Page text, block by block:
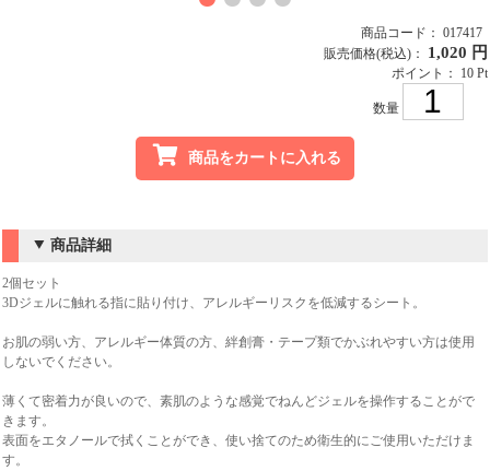
商品コード： 017417
販売価格(税込)： 1,020 円
ポイント： 10 Pt
数量
商品をカートに入れる
商品詳細
2個セット
3Dジェルに触れる指に貼り付け、アレルギーリスクを低減するシート。
お肌の弱い方、アレルギー体質の方、絆創膏・テープ類でかぶれやすい方は使用
しないでください。
薄くて密着力が良いので、素肌のような感覚でねんどジェルを操作することがで
きます。
表面をエタノールで拭くことができ、使い捨てのため衛生的にご使用いただけま
す。